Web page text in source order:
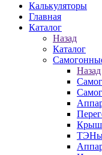
Калькуляторы
Главная
Каталог
Назад
Каталог
Назад
ТЭНы